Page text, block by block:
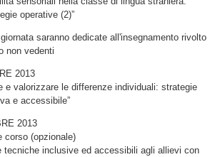
operative (2)”
saranno dedicate all'insegnamento rivolto
non vedenti
2013
e valorizzare le differenze individuali: strategie
e accessibile”
2013
corso (opzionale)
tecniche inclusive ed accessibili agli allievi con